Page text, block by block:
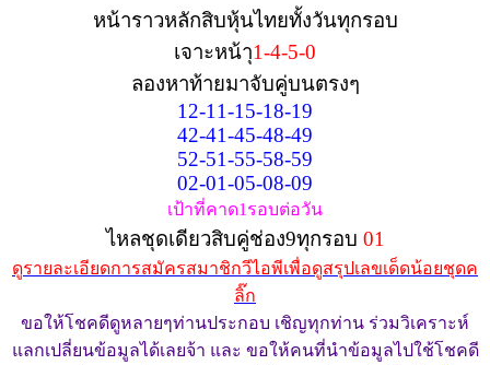
หน้าราวหลักสิบหุ้นไทยทั้งวันทุกรอบ
เจาะหน้าุ1-4-5-0
ลองหาท้ายมาจับคู่บนตรงๆ
12-11-15-18-19
42-41-45-48-49
52-51-55-58-59
02-01-05-08-09
เป้าที่คาด1รอบต่อวัน
ไหลชุดเดียวสิบคู่ช่อง9ทุกรอบ 01
ดูรายละเอียดการสมัครสมาชิกวีไอพีเพื่อดูสรุปเลขเด็ดน้อยชุดค
ลิ๊ก
ขอให้โชคดีดูหลายๆท่านประกอบ เชิญทุกท่าน ร่วมวิเคราะห์
แลกเปลี่ยนข้อมูลได้เลยจ้า และ ขอให้คนที่นำข้อมูลไปใช้โชคดี